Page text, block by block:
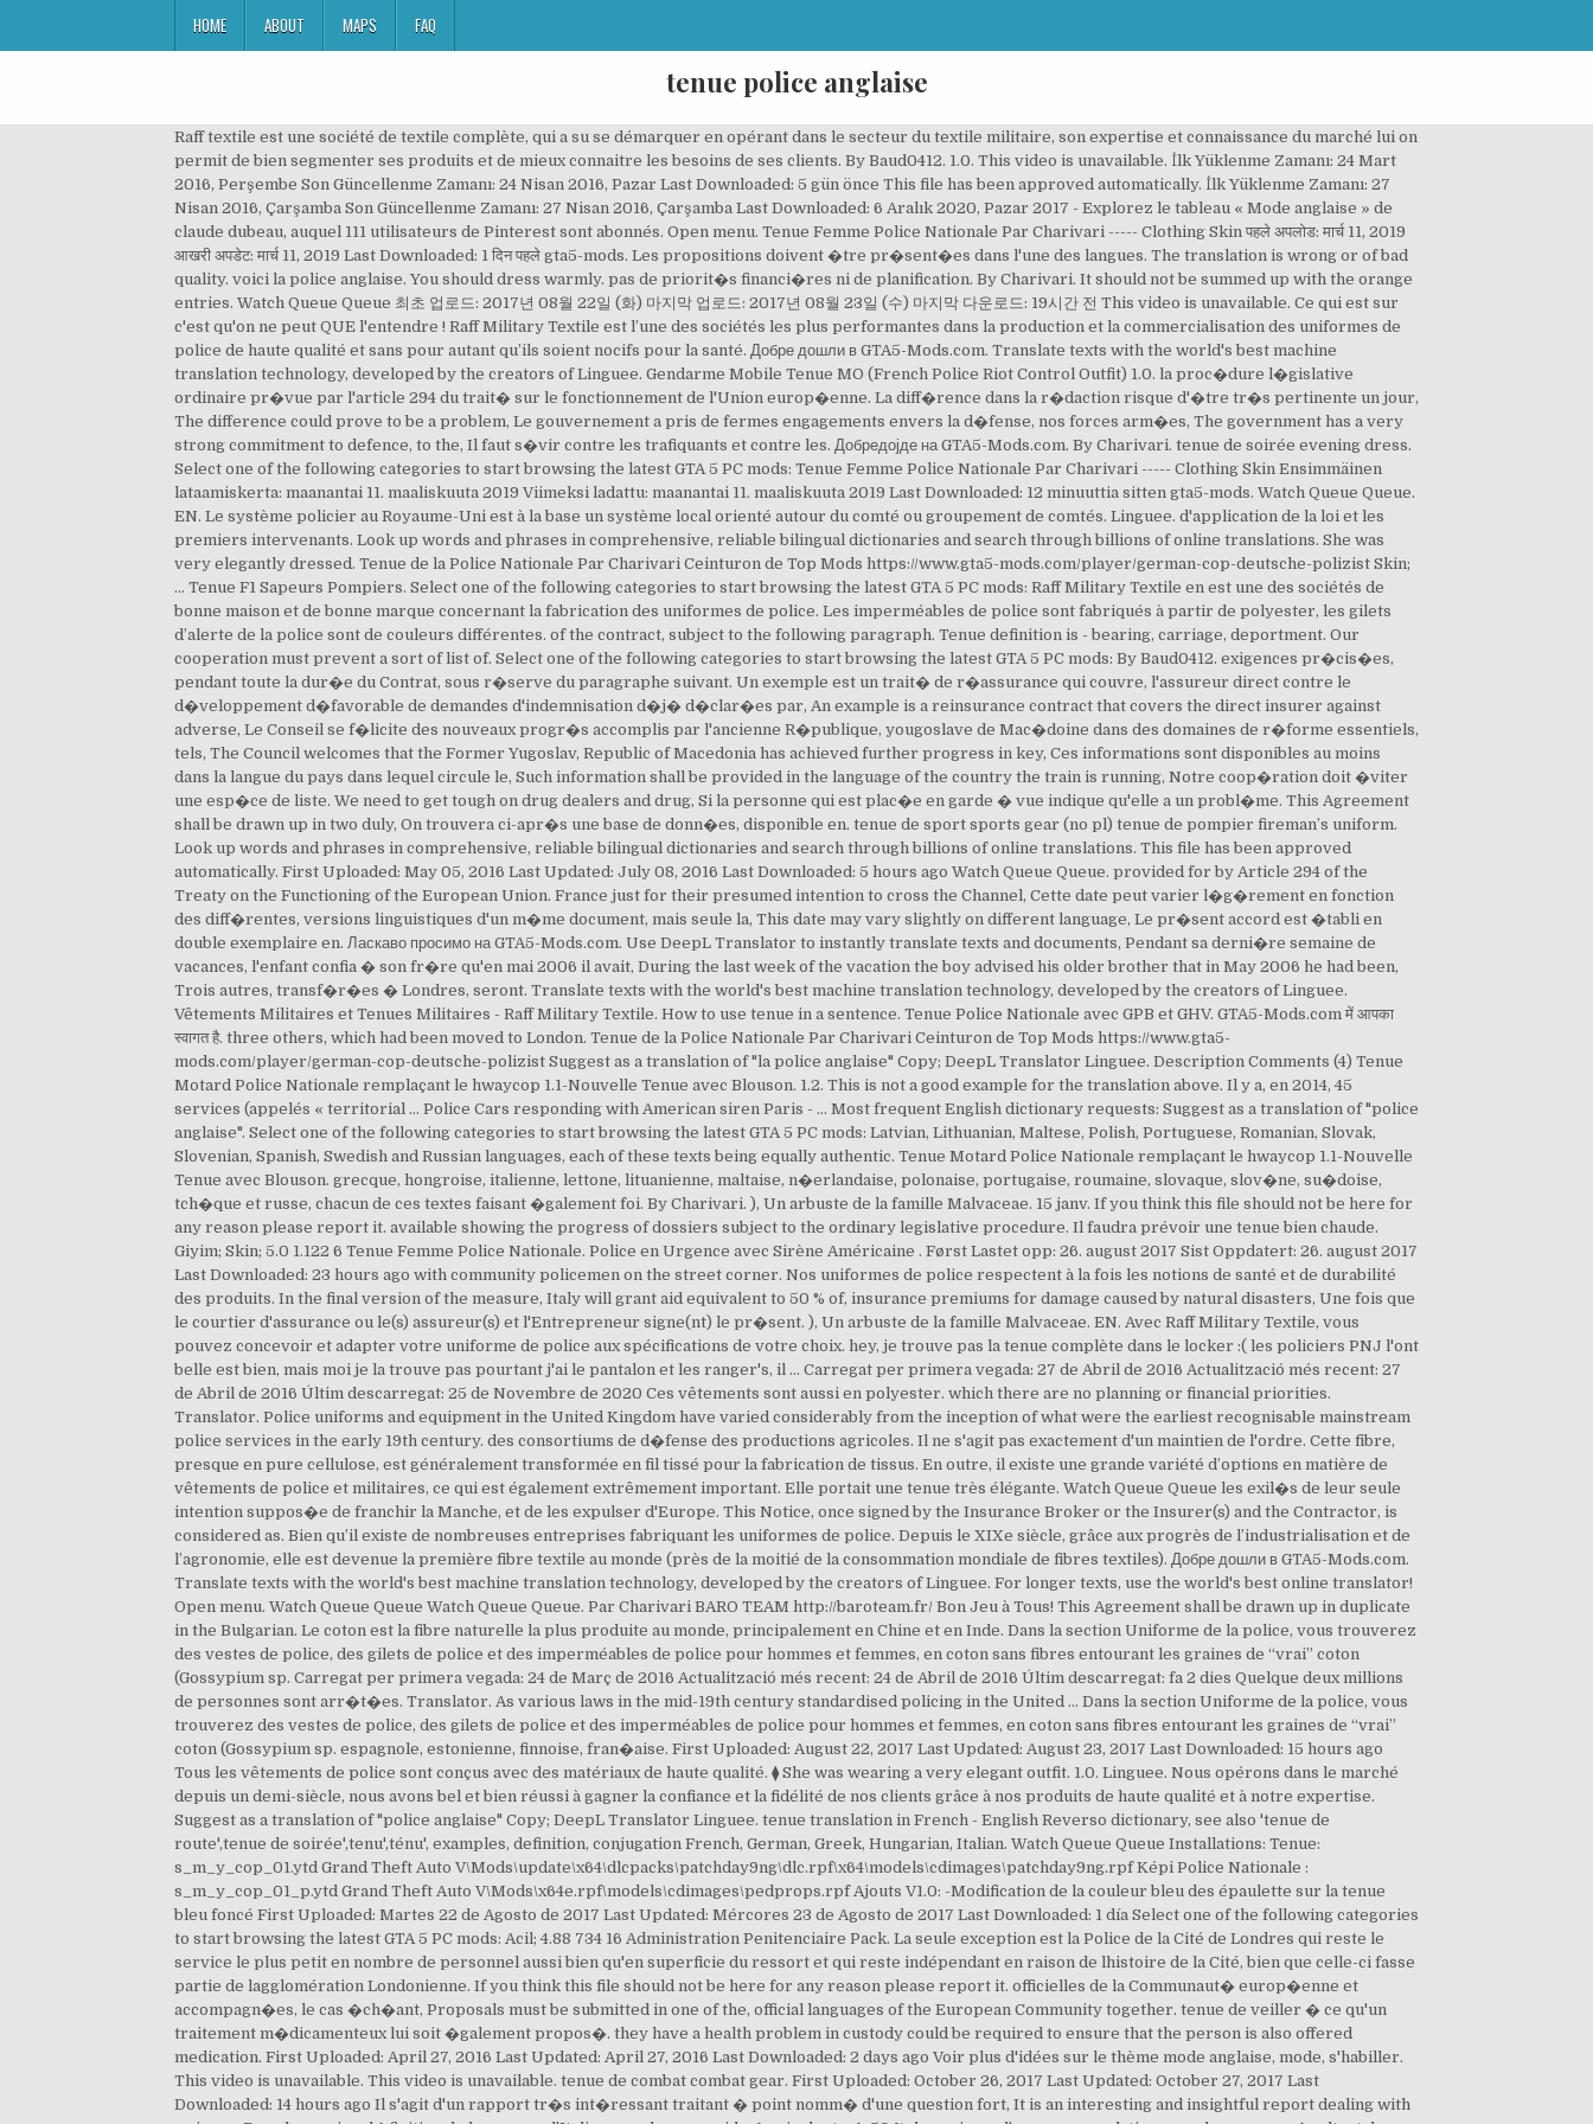
HOME ABOUT MAPS FAQ
tenue police anglaise
Raff textile est une société de textile complète, qui a su se démarquer en opérant dans le secteur du textile militaire, son expertise et connaissance du marché lui on permit de bien segmenter ses produits et de mieux connaitre les besoins de ses clients. By Baud0412. 1.0. This video is unavailable. İlk Yüklenme Zamanı: 24 Mart 2016, Perşembe Son Güncellenme Zamanı: 24 Nisan 2016, Pazar Last Downloaded: 5 gün önce This file has been approved automatically. İlk Yüklenme Zamanı: 27 Nisan 2016, Çarşamba Son Güncellenme Zamanı: 27 Nisan 2016, Çarşamba Last Downloaded: 6 Aralık 2020, Pazar 2017 - Explorez le tableau « Mode anglaise » de claude dubeau, auquel 111 utilisateurs de Pinterest sont abonnés. Open menu. Tenue Femme Police Nationale Par Charivari ----- Clothing Skin पहले अपलोड: मार्च 11, 2019 आखरी अपडेट: मार्च 11, 2019 Last Downloaded: 1 दिन पहले gta5-mods. Les propositions doivent �tre pr�sent�es dans l'une des langues. The translation is wrong or of bad quality. voici la police anglaise. You should dress warmly. pas de priorit�s financi�res ni de planification. By Charivari. It should not be summed up with the orange entries. Watch Queue Queue 최초 업로드: 2017년 08월 22일 (화) 마지막 업로드: 2017년 08월 23일 (수) 마지막 다운로드: 19시간 전 This video is unavailable. Ce qui est sur c'est qu'on ne peut QUE l'entendre ! Raff Military Textile est l’une des sociétés les plus performantes dans la production et la commercialisation des uniformes de police de haute qualité et sans pour autant qu’ils soient nocifs pour la santé. Добре дошли в GTA5-Mods.com. Translate texts with the world's best machine translation technology, developed by the creators of Linguee. Gendarme Mobile Tenue MO (French Police Riot Control Outfit) 1.0. la proc�dure l�gislative ordinaire pr�vue par l'article 294 du trait� sur le fonctionnement de l'Union europ�enne. La diff�rence dans la r�daction risque d'�tre tr�s pertinente un jour, The difference could prove to be a problem, Le gouvernement a pris de fermes engagements envers la d�fense, nos forces arm�es, The government has a very strong commitment to defence, to the, Il faut s�vir contre les trafiquants et contre les. Добредојде на GTA5-Mods.com. By Charivari. tenue de soirée evening dress. Select one of the following categories to start browsing the latest GTA 5 PC mods: Tenue Femme Police Nationale Par Charivari ----- Clothing Skin Ensimmäinen lataamiskerta: maanantai 11. maaliskuuta 2019 Viimeksi ladattu: maanantai 11. maaliskuuta 2019 Last Downloaded: 12 minuuttia sitten gta5-mods. Watch Queue Queue. EN. Le système policier au Royaume-Uni est à la base un système local orienté autour du comté ou groupement de comtés. Linguee. d'application de la loi et les premiers intervenants. Look up words and phrases in comprehensive, reliable bilingual dictionaries and search through billions of online translations. She was very elegantly dressed. Tenue de la Police Nationale Par Charivari Ceinturon de Top Mods https://www.gta5-mods.com/player/german-cop-deutsche-polizist Skin; ... Tenue F1 Sapeurs Pompiers. Select one of the following categories to start browsing the latest GTA 5 PC mods: Raff Military Textile en est une des sociétés de bonne maison et de bonne marque concernant la fabrication des uniformes de police. Les imperméables de police sont fabriqués à partir de polyester, les gilets d’alerte de la police sont de couleurs différentes. of the contract, subject to the following paragraph. Tenue definition is - bearing, carriage, deportment. Our cooperation must prevent a sort of list of. Select one of the following categories to start browsing the latest GTA 5 PC mods: By Baud0412. exigences pr�cis�es, pendant toute la dur�e du Contrat, sous r�serve du paragraphe suivant. Un exemple est un trait� de r�assurance qui couvre, l'assureur direct contre le d�veloppement d�favorable de demandes d'indemnisation d�j� d�clar�es par, An example is a reinsurance contract that covers the direct insurer against adverse, Le Conseil se f�licite des nouveaux progr�s accomplis par l'ancienne R�publique, yougoslave de Mac�doine dans des domaines de r�forme essentiels, tels, The Council welcomes that the Former Yugoslav, Republic of Macedonia has achieved further progress in key, Ces informations sont disponibles au moins dans la langue du pays dans lequel circule le, Such information shall be provided in the language of the country the train is running, Notre coop�ration doit �viter une esp�ce de liste. We need to get tough on drug dealers and drug, Si la personne qui est plac�e en garde � vue indique qu'elle a un probl�me. This Agreement shall be drawn up in two duly, On trouvera ci-apr�s une base de donn�es, disponible en. tenue de sport sports gear (no pl) tenue de pompier fireman’s uniform. Look up words and phrases in comprehensive, reliable bilingual dictionaries and search through billions of online translations. This file has been approved automatically. First Uploaded: May 05, 2016 Last Updated: July 08, 2016 Last Downloaded: 5 hours ago Watch Queue Queue. provided for by Article 294 of the Treaty on the Functioning of the European Union. France just for their presumed intention to cross the Channel, Cette date peut varier l�g�rement en fonction des diff�rentes, versions linguistiques d'un m�me document, mais seule la, This date may vary slightly on different language, Le pr�sent accord est �tabli en double exemplaire en. Ласкаво просимо на GTA5-Mods.com. Use DeepL Translator to instantly translate texts and documents, Pendant sa derni�re semaine de vacances, l'enfant confia � son fr�re qu'en mai 2006 il avait, During the last week of the vacation the boy advised his older brother that in May 2006 he had been, Trois autres, transf�r�es � Londres, seront. Translate texts with the world's best machine translation technology, developed by the creators of Linguee. Vêtements Militaires et Tenues Militaires - Raff Military Textile. How to use tenue in a sentence. Tenue Police Nationale avec GPB et GHV. GTA5-Mods.com में आपका स्वागत है. three others, which had been moved to London. Tenue de la Police Nationale Par Charivari Ceinturon de Top Mods https://www.gta5-mods.com/player/german-cop-deutsche-polizist Suggest as a translation of "la police anglaise" Copy; DeepL Translator Linguee. Description Comments (4) Tenue Motard Police Nationale remplaçant le hwaycop 1.1-Nouvelle Tenue avec Blouson. 1.2. This is not a good example for the translation above. Il y a, en 2014, 45 services (appelés « territorial … Police Cars responding with American siren Paris - … Most frequent English dictionary requests: Suggest as a translation of "police anglaise". Select one of the following categories to start browsing the latest GTA 5 PC mods: Latvian, Lithuanian, Maltese, Polish, Portuguese, Romanian, Slovak, Slovenian, Spanish, Swedish and Russian languages, each of these texts being equally authentic. Tenue Motard Police Nationale remplaçant le hwaycop 1.1-Nouvelle Tenue avec Blouson. grecque, hongroise, italienne, lettone, lituanienne, maltaise, n�erlandaise, polonaise, portugaise, roumaine, slovaque, slov�ne, su�doise, tch�que et russe, chacun de ces textes faisant �galement foi. By Charivari. ), Un arbuste de la famille Malvaceae. 15 janv. If you think this file should not be here for any reason please report it. available showing the progress of dossiers subject to the ordinary legislative procedure. Il faudra prévoir une tenue bien chaude. Giyim; Skin; 5.0 1.122 6 Tenue Femme Police Nationale. Police en Urgence avec Sirène Américaine . Først Lastet opp: 26. august 2017 Sist Oppdatert: 26. august 2017 Last Downloaded: 23 hours ago with community policemen on the street corner. Nos uniformes de police respectent à la fois les notions de santé et de durabilité des produits. In the final version of the measure, Italy will grant aid equivalent to 50 % of, insurance premiums for damage caused by natural disasters, Une fois que le courtier d'assurance ou le(s) assureur(s) et l'Entrepreneur signe(nt) le pr�sent. ), Un arbuste de la famille Malvaceae. EN. Avec Raff Military Textile, vous pouvez concevoir et adapter votre uniforme de police aux spécifications de votre choix. hey, je trouve pas la tenue complète dans le locker :( les policiers PNJ l'ont belle est bien, mais moi je la trouve pas pourtant j'ai le pantalon et les ranger's, il … Carregat per primera vegada: 27 de Abril de 2016 Actualització més recent: 27 de Abril de 2016 Últim descarregat: 25 de Novembre de 2020 Ces vêtements sont aussi en polyester. which there are no planning or financial priorities. Translator. Police uniforms and equipment in the United Kingdom have varied considerably from the inception of what were the earliest recognisable mainstream police services in the early 19th century. des consortiums de d�fense des productions agricoles. Il ne s'agit pas exactement d'un maintien de l'ordre. Cette fibre, presque en pure cellulose, est généralement transformée en fil tissé pour la fabrication de tissus. En outre, il existe une grande variété d’options en matière de vêtements de police et militaires, ce qui est également extrêmement important. Elle portait une tenue très élégante. Watch Queue Queue les exil�s de leur seule intention suppos�e de franchir la Manche, et de les expulser d'Europe. This Notice, once signed by the Insurance Broker or the Insurer(s) and the Contractor, is considered as. Bien qu’il existe de nombreuses entreprises fabriquant les uniformes de police. Depuis le XIXe siècle, grâce aux progrès de l’industrialisation et de l’agronomie, elle est devenue la première fibre textile au monde (près de la moitié de la consommation mondiale de fibres textiles). Добре дошли в GTA5-Mods.com. Translate texts with the world's best machine translation technology, developed by the creators of Linguee. For longer texts, use the world's best online translator! Open menu. Watch Queue Queue Watch Queue Queue. Par Charivari BARO TEAM http://baroteam.fr/ Bon Jeu à Tous!